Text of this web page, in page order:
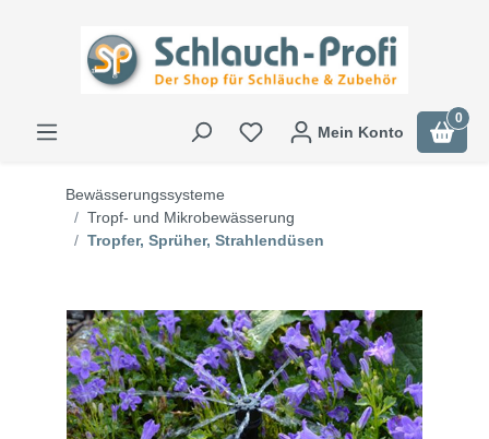
Mein Konto
0
Bewässerungssysteme
Tropf- und Mikrobewässerung
Tropfer, Sprüher, Strahlendüsen